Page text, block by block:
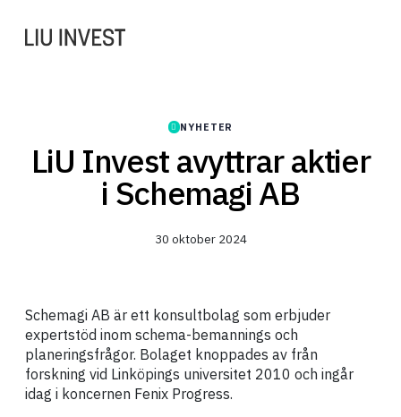
NYHETER
LiU Invest avyttrar aktier
i Schemagi AB
30 oktober 2024
Schemagi AB är ett konsultbolag som erbjuder
expertstöd inom schema-bemannings och
planeringsfrågor. Bolaget knoppades av från
forskning vid Linköpings universitet 2010 och ingår
idag i koncernen Fenix Progress.